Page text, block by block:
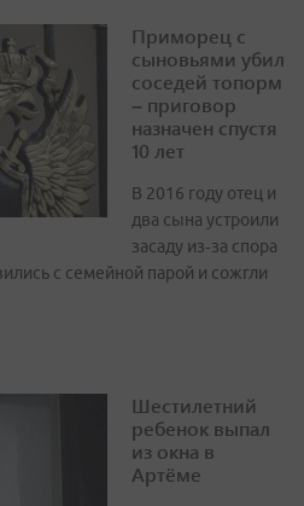
Приморец с
сыновьями убил
соседей топорм
– приговор
назначен спустя
10 лет
В 2016 году отец и
два сына устроили
засаду из‑за спора
с семейной парой и сожгли
Шестилетний
ребенок выпал
из окна в
Артёме